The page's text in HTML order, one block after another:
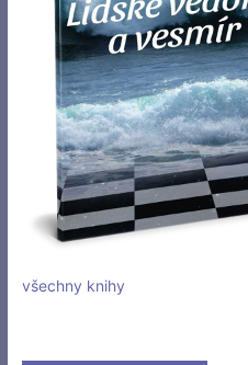
všechny knihy